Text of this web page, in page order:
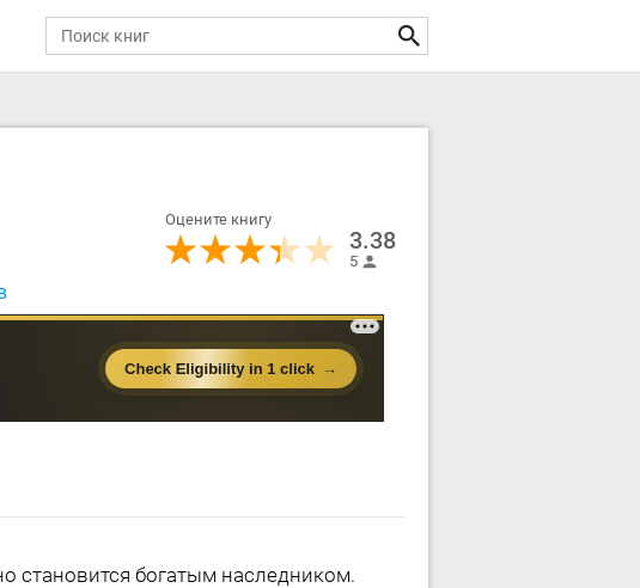
Оцените книгу
3.38
5
становится богатым наследником.